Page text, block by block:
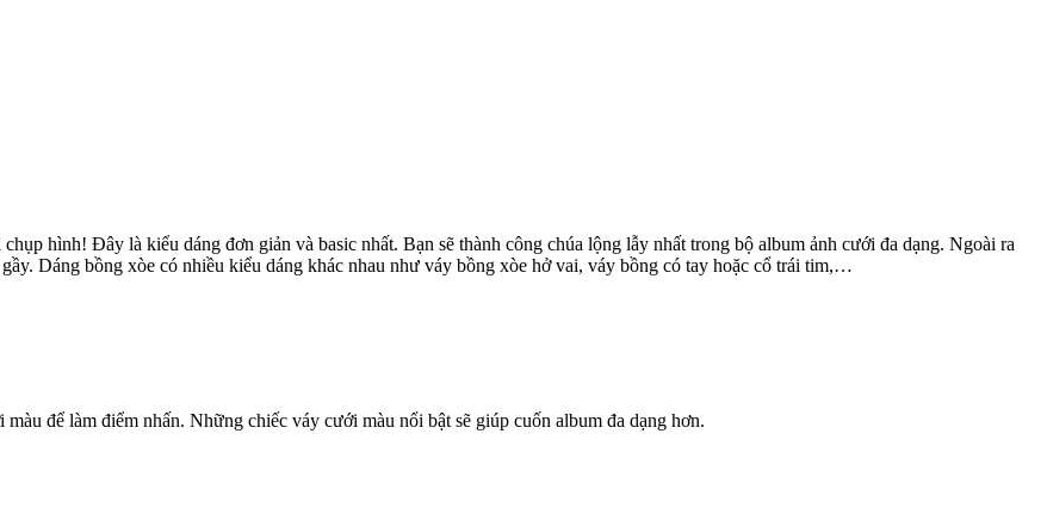
hình! Đây là kiểu dáng đơn giản và basic nhất. Bạn sẽ thành công chúa lộng lẫy nhất trong bộ album ảnh cưới đa dạng. Ngoài ra
Dáng bồng xòe có nhiều kiểu dáng khác nhau như váy bồng xòe hở vai, váy bồng có tay hoặc cổ trái tim,…
để làm điểm nhấn. Những chiếc váy cưới màu nổi bật sẽ giúp cuốn album đa dạng hơn.